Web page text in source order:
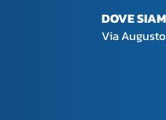
DOVE
Via